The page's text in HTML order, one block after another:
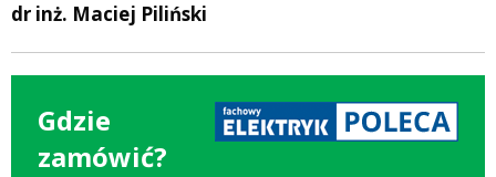
dr inż. Maciej Piliński
Gdzie
zamówić?